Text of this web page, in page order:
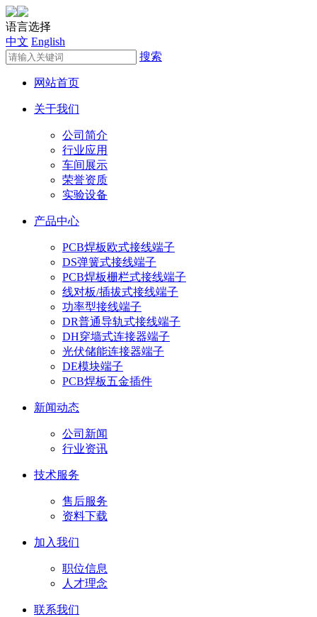
语言选择
中文 English
搜索
网站首页
关于我们
公司简介
行业应用
车间展示
荣誉资质
实验设备
产品中心
PCB焊板欧式接线端子
DS弹簧式接线端子
PCB焊板栅栏式接线端子
线对板/插拔式接线端子
功率型接线端子
DR普通导轨式接线端子
DH穿墙式连接器端子
光伏储能连接器端子
DE模块端子
PCB焊板五金插件
新闻动态
公司新闻
行业资讯
技术服务
售后服务
资料下载
加入我们
职位信息
人才理念
联系我们